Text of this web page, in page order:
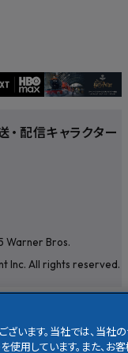
・ 配信キャラクター
Warner Bros.
Inc. All rights reserved.
います。当社では、当社の
用しています。また、お